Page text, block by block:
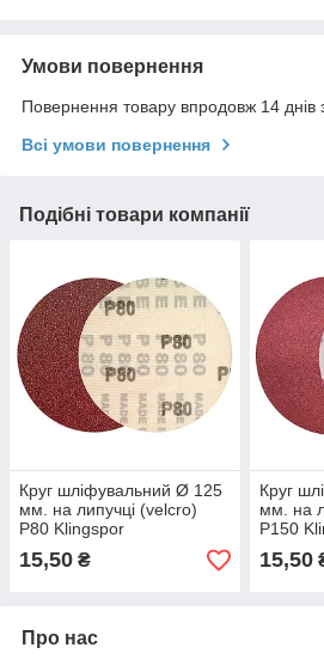
Умови повернення
Повернення товару впродовж 14 днів
Всі умови повернення
Подібні товари компанії
Круг шліфувальний Ø 125
мм. на липучці (velcro)
P80 Klingspor
15,50 ₴
Круг
мм. на
P150
15,50
Про нас